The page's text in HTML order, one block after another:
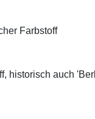
Farbstoff
historisch auch